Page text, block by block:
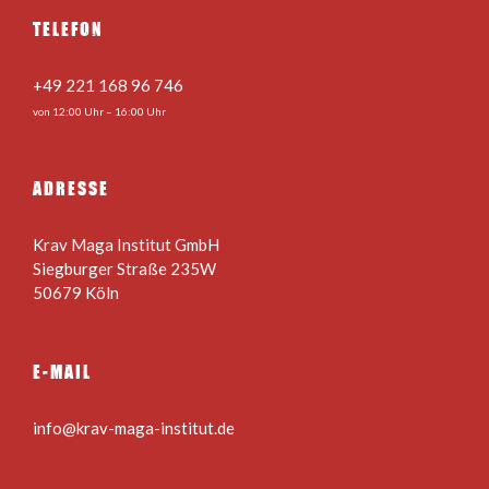
TELEFON
+49 221 168 96 746
von 12:00 Uhr – 16:00 Uhr
ADRESSE
Krav Maga Institut GmbH
Siegburger Straße 235W
50679 Köln
E-MAIL
info@krav-maga-institut.de